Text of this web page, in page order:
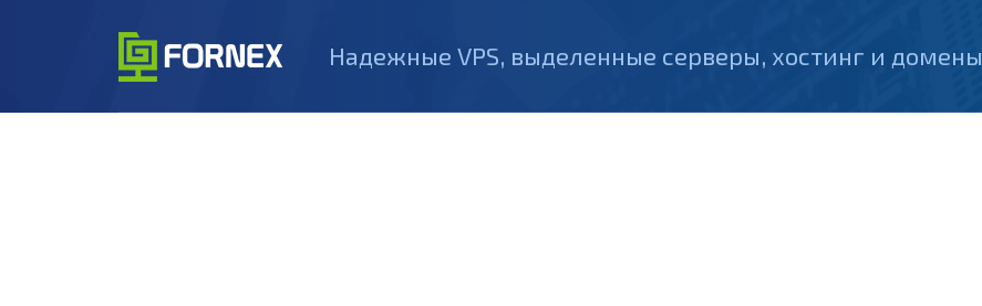
Надежные VPS, выделенные серверы, хостинг и домены